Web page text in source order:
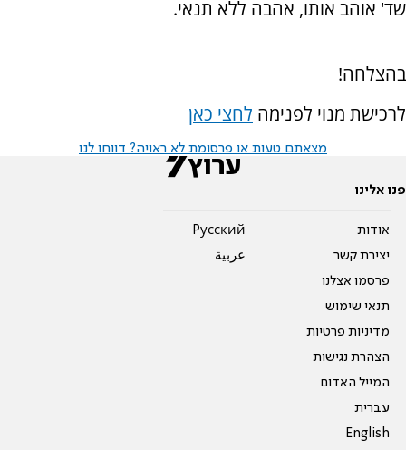
שד' אוהב אותו, אהבה ללא תנאי.
בהצלחה!
לרכישת מנוי לפנימה לחצי כאן
מצאתם טעות או פרסומת לא ראויה? דווחו לנו
פנו אלינו
אודות
יצירת קשר
פרסמו אצלנו
תנאי שימוש
מדיניות פרטיות
הצהרת נגישות
המייל האדום
עברית
English
Pусский
عربية